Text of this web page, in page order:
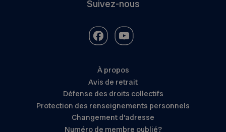
Suivez-nous
À propos
Avis de retrait
Défense des droits collectifs
Protection des renseignements personnels
Changement d’adresse
Numéro de membre oublié?